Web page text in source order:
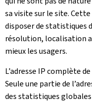
sa visite sur le site.
disposer de statistiques
résolution, localisation
mieux les usagers.
L’adresse IP complète
Seule une partie de
des statistiques